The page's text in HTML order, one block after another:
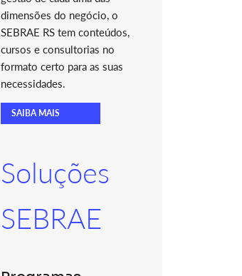
dimensões do negócio, o
SEBRAE RS tem conteúdos,
cursos e consultorias no
formato certo para as suas
necessidades.
SAIBA MAIS
Soluções
SEBRAE